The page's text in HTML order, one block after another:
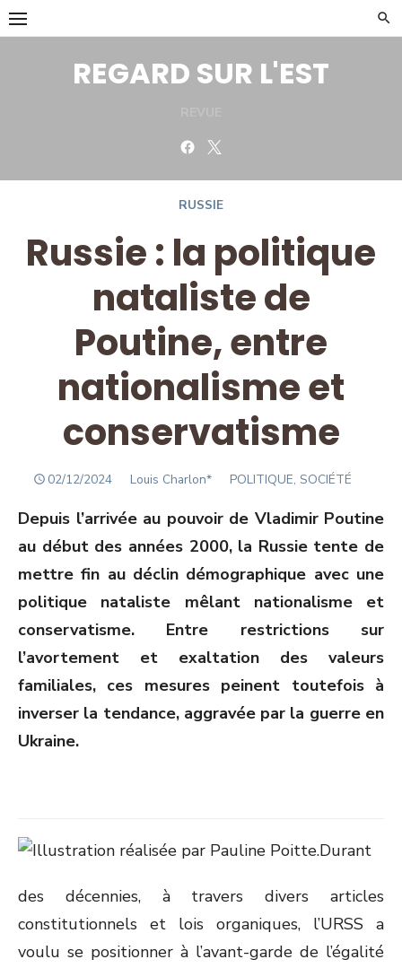
Skip
to
REGARD SUR L'EST
Facebook
RUSSIE
Russie : la politique
nataliste de
Poutine, entre
nationalisme et
conservatisme
POSTED
02/12/2024 Author
Louis Charlon* POLITIQUE, SOCIÉTÉ
Depuis l’arrivée au pouvoir de Vladimir Poutine
au début des années 2000, la Russie tente de
mettre fin au déclin démographique avec une
politique nataliste mêlant nationalisme et
conservatisme. Entre restrictions sur
l’avortement et exaltation des valeurs
familiales, ces mesures peinent toutefois à
inverser la tendance, aggravée par la guerre en
Ukraine.
Durant
des décennies, à travers divers articles
constitutionnels et lois organiques, l’URSS a
voulu se positionner à l’avant-garde de l’égalité